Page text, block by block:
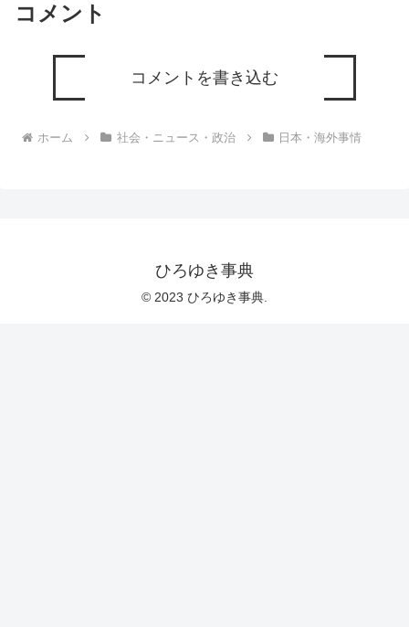
コメント
コメントを書き込む
ホーム 社会・ニュース・政治 日本・海外事情
ひろゆき事典
© 2023 ひろゆき事典.